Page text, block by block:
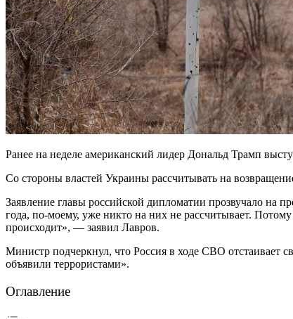
Ранее на неделе американский лидер Дональд Трамп
Со стороны властей Украины рассчитывать на
Заявление главы российской дипломатии прозвучало на
года, по-моему, уже никто на них не рассчитывает.
происходит», ― заявил Лавров.
Министр подчеркнул, что Россия в ходе СВО отстаивает
объявили террористами».
Оглавление